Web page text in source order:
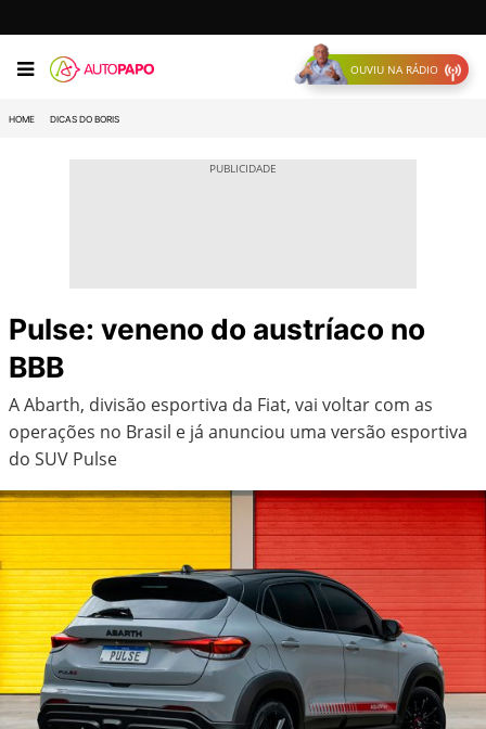
OUVIU NA RÁDIO
HOME DICAS DO BORIS
Pulse: veneno do austríaco no
BBB
A Abarth, divisão esportiva da Fiat, vai voltar com as
operações no Brasil e já anunciou uma versão esportiva
do SUV Pulse